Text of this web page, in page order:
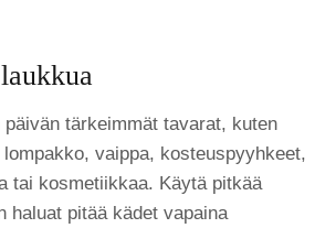
päivän tärkeimmät tavarat, kuten
vaippa, kosteuspyyhkeet,
tai kosmetiikkaa. Käytä pitkää
haluat pitää kädet vapaina